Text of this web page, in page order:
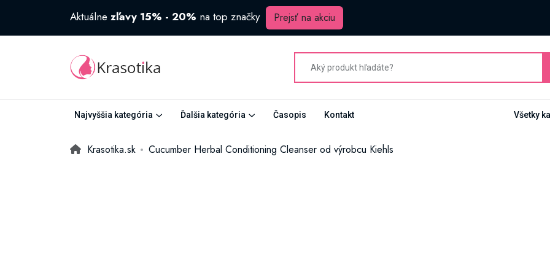
Aktuálne zľavy 15% - 20% na top značky Prejsť na akciu
Najvyššia kategória Ďalšia kategória Časopis Kontakt Všetky
Krasotika.sk Cucumber Herbal Conditioning Cleanser od výrobcu Kiehls